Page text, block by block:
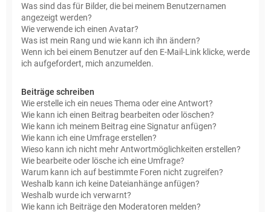
Was sind das für Bilder, die bei meinem Benutzernamen
angezeigt werden?
Wie verwende ich einen Avatar?
Was ist mein Rang und wie kann ich ihn ändern?
Wenn ich bei einem Benutzer auf den E-Mail-Link klicke, werde
ich aufgefordert, mich anzumelden.
Beiträge schreiben
Wie erstelle ich ein neues Thema oder eine Antwort?
Wie kann ich einen Beitrag bearbeiten oder löschen?
Wie kann ich meinem Beitrag eine Signatur anfügen?
Wie kann ich eine Umfrage erstellen?
Wieso kann ich nicht mehr Antwortmöglichkeiten erstellen?
Wie bearbeite oder lösche ich eine Umfrage?
Warum kann ich auf bestimmte Foren nicht zugreifen?
Weshalb kann ich keine Dateianhänge anfügen?
Weshalb wurde ich verwarnt?
Wie kann ich Beiträge den Moderatoren melden?